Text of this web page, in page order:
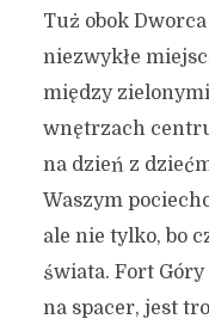
Tuż obok
niezwykłe
między
wnętrzach
na dzień z
Waszym
ale nie tylko, bo
świata. Fort
na spacer, jest